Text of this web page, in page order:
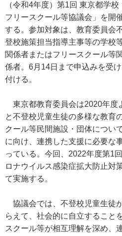
（令和4年度）第1回 東京都学校
フリースクール等協議会」を開
する。参加対象は、教育委員会
登校施策担当指導主事等の学校
関係者またはフリースクール等
係者。6月14日まで申込みを受け
付ける。
東京都教育委員会は2020年度
と不登校児童生徒の多様な教育
クール等民間施設・団体につい
に向け、連携した支援に必要な
っている。今回、2022年度第1
ロナウイルス感染症拡大防止対
て実施する。
協議会では、不登校児童生徒
らえて、社会的に自立すること
スクール等が相互理解を深め、